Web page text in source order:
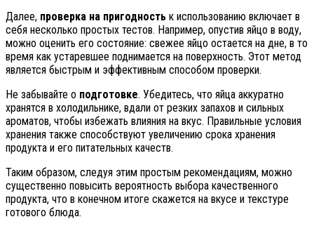
Далее, проверка на пригодность к использованию включает в
себя несколько простых тестов. Например, опустив яйцо в воду,
можно оценить его состояние: свежее яйцо остается на дне, в то
время как устаревшее поднимается на поверхность. Этот метод
является быстрым и эффективным способом проверки.
Не забывайте о подготовке. Убедитесь, что яйца аккуратно
хранятся в холодильнике, вдали от резких запахов и сильных
ароматов, чтобы избежать влияния на вкус. Правильные условия
хранения также способствуют увеличению срока хранения
продукта и его питательных качеств.
Таким образом, следуя этим простым рекомендациям, можно
существенно повысить вероятность выбора качественного
продукта, что в конечном итоге скажется на вкусе и текстуре
готового блюда.